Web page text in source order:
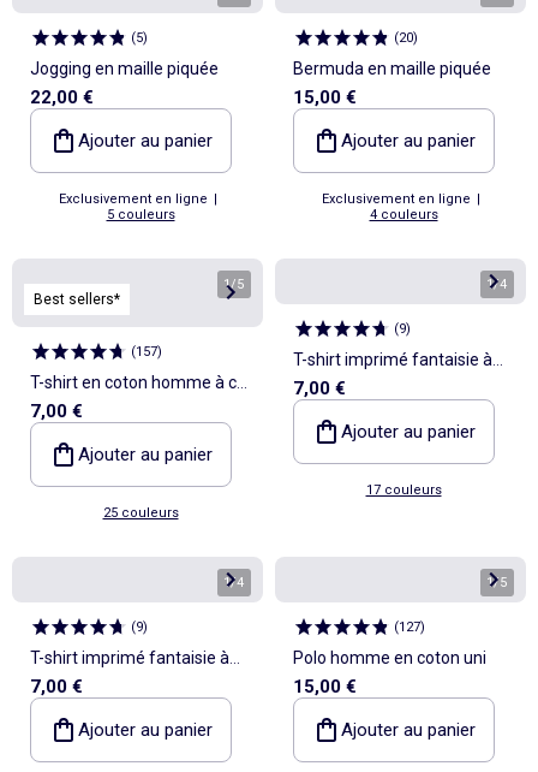
(5)
Jogging en maille piquée
22,00 €
Ajouter au panier
Exclusivement en ligne |
5 couleurs
(20)
Bermuda en maille piquée
15,00 €
Ajouter au panier
Exclusivement en ligne |
4 couleurs
Best sellers*
1/5
(157)
T-shirt en coton homme à col
rond avec motif imprimé
7,00 €
Ajouter au panier
25 couleurs
1/4
(9)
T-shirt imprimé fantaisie à
manches courtes
7,00 €
Ajouter au panier
17 couleurs
1/4
(9)
T-shirt imprimé fantaisie à
manches courtes
7,00 €
Ajouter au panier
1/5
(127)
Polo homme en coton uni
15,00 €
Ajouter au panier